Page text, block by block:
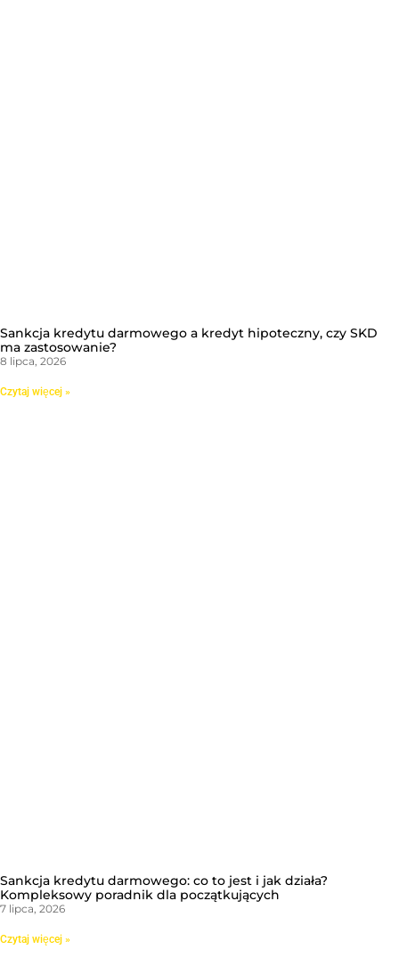
Sankcja kredytu darmowego a kredyt hipoteczny, czy SKD
ma zastosowanie?
8 lipca, 2026
Czytaj więcej »
Sankcja kredytu darmowego: co to jest i jak działa?
Kompleksowy poradnik dla początkujących
7 lipca, 2026
Czytaj więcej »